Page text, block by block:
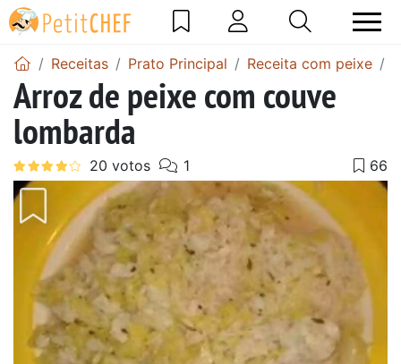
Receitas Prato Principal Receita com peixe
Arroz de peixe com couve
lombarda